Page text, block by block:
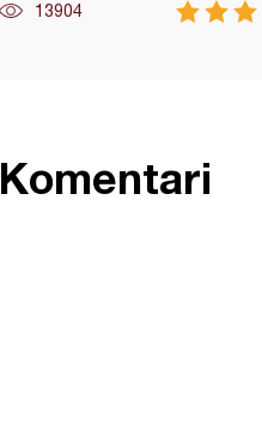
13904
Komentari